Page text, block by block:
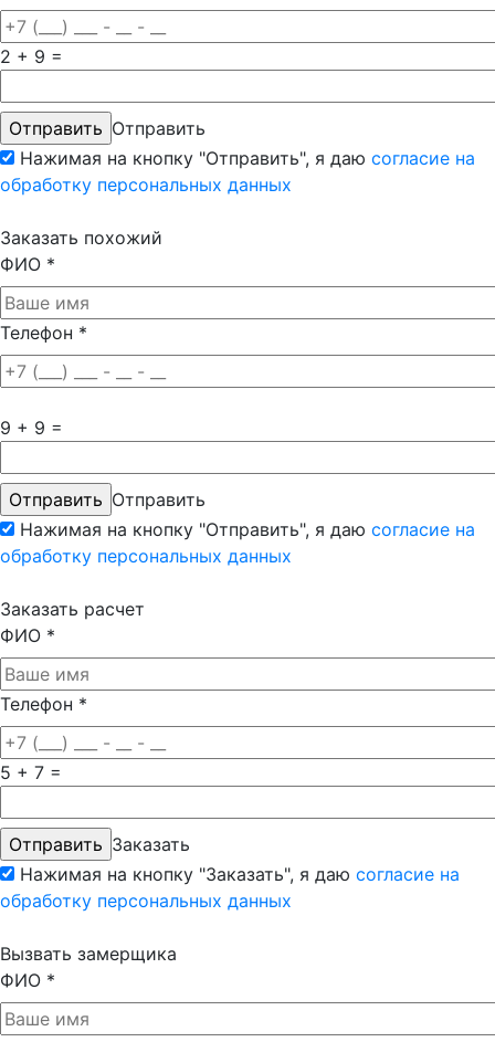
2 + 9 =
Отправить
Нажимая на кнопку "Отправить", я даю согласие на
обработку персональных данных
Заказать похожий
ФИО *
Телефон *
9 + 9 =
Отправить
Нажимая на кнопку "Отправить", я даю согласие на
обработку персональных данных
Заказать расчет
ФИО *
Телефон *
5 + 7 =
Заказать
Нажимая на кнопку "Заказать", я даю согласие на
обработку персональных данных
Вызвать замерщика
ФИО *